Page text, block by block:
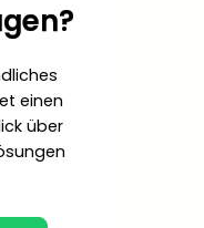
einen
über